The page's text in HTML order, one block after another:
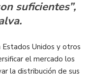
suficientes”,
Unidos y otros
el mercado los
la distribución de sus